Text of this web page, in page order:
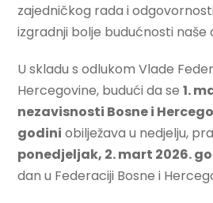
zajedničkog rada i
izgradnji bolje budućnosti naše
U skladu s odlukom Vlade
Hercegovine, budući da se 1.
nezavisnosti Bosne i
godini obilježava u nedjelju,
ponedjeljak, 2. mart 2026.
dan u Federaciji Bosne i